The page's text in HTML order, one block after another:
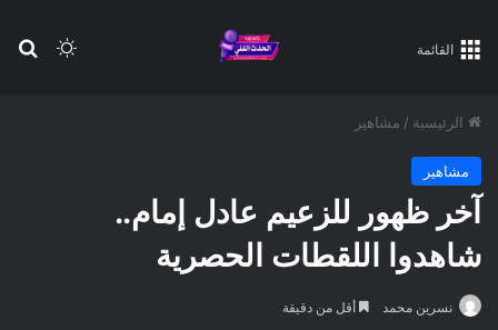
الوضع القائمة
الرئيسية / مشاهير
مشاهير
آخر ظهور للزعيم عادل إمام..
شاهدوا اللقطات الحصرية
نسرين محمد أقل من دقيقة